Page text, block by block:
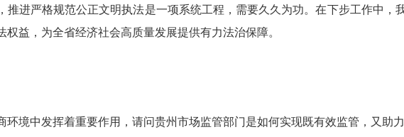
进严格规范公正文明执法是一项系统工程，需要久久为功。在下步工作中，
益，为全省经济社会高质量发展提供有力法治保障。
中发挥着重要作用，请问贵州市场监管部门是如何实现既有效监管，又助